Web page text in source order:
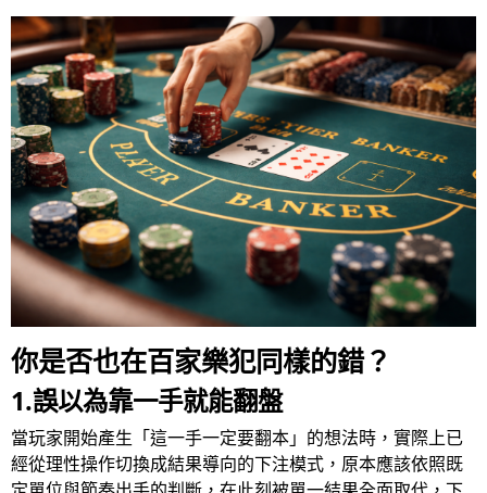
你是否也在百家樂犯同樣的錯？
1.誤以為靠一手就能翻盤
當玩家開始產生「這一手一定要翻本」的想法時，實際上已
經從理性操作切換成結果導向的下注模式，原本應該依照既